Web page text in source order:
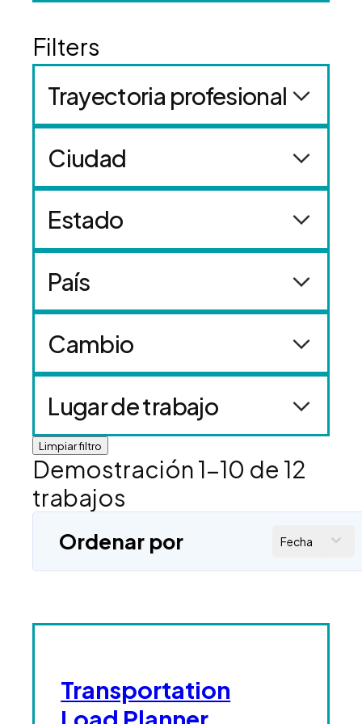
Trayectoria profesional
Ciudad
Estado
País
Cambio
Lugar de trabajo
Limpiar filtro
Demostración1-10 de 12
trabajos
Ordenar por Fecha
Transportation